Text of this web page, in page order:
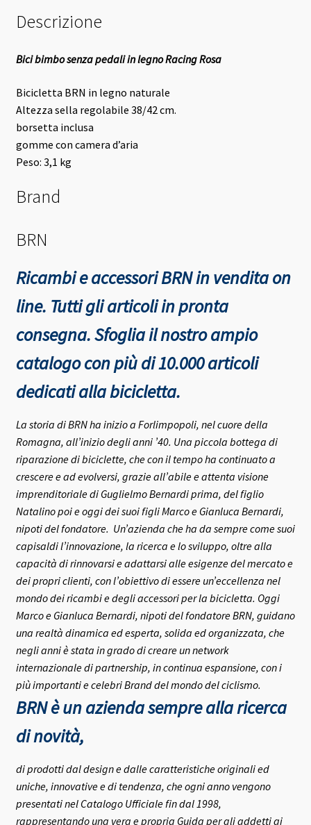
Descrizione
Bici bimbo senza pedali in legno Racing Rosa
Bicicletta BRN in legno naturale
Altezza sella regolabile 38/42 cm.
borsetta inclusa
gomme con camera d’aria
Peso: 3,1 kg
Brand
BRN
Ricambi e accessori BRN in vendita on
line. Tutti gli articoli in pronta
consegna.Sfoglia il nostro ampio
catalogo con più di 10.000 articoli
dedicati alla bicicletta.
La storia di BRN ha inizio a Forlimpopoli, nel cuore della
Romagna, all’inizio degli anni ’40. Una piccola bottega di
riparazione di biciclette, che con il tempo ha continuato a
crescere e ad evolversi, grazie all’abile e attenta visione
imprenditoriale di Guglielmo Bernardi prima, del figlio
Natalino poi e oggi dei suoi figli Marco e Gianluca Bernardi,
nipoti del fondatore. Un’azienda che ha da sempre come suoi
capisaldi l’innovazione, la ricerca e lo sviluppo, oltre alla
capacità di rinnovarsi e adattarsi alle esigenze del mercato e
dei propri clienti, con l’obiettivo di essere un’eccellenza nel
mondo dei ricambi e degli accessori per la bicicletta. Oggi
Marco e Gianluca Bernardi, nipoti del fondatore BRN, guidano
una realtà dinamica ed esperta, solida ed organizzata, che
negli anni è stata in grado di creare un network
internazionale di partnership, in continua espansione, con i
più importanti e celebri Brand del mondo del ciclismo.
BRN è un azienda sempre alla ricerca
di novità,
di prodotti dal design e dalle caratteristiche originali ed
uniche, innovative e di tendenza, che ogni anno vengono
presentati nel Catalogo Ufficiale fin dal 1998,
rappresentando una vera e propria Guida per gli addetti ai